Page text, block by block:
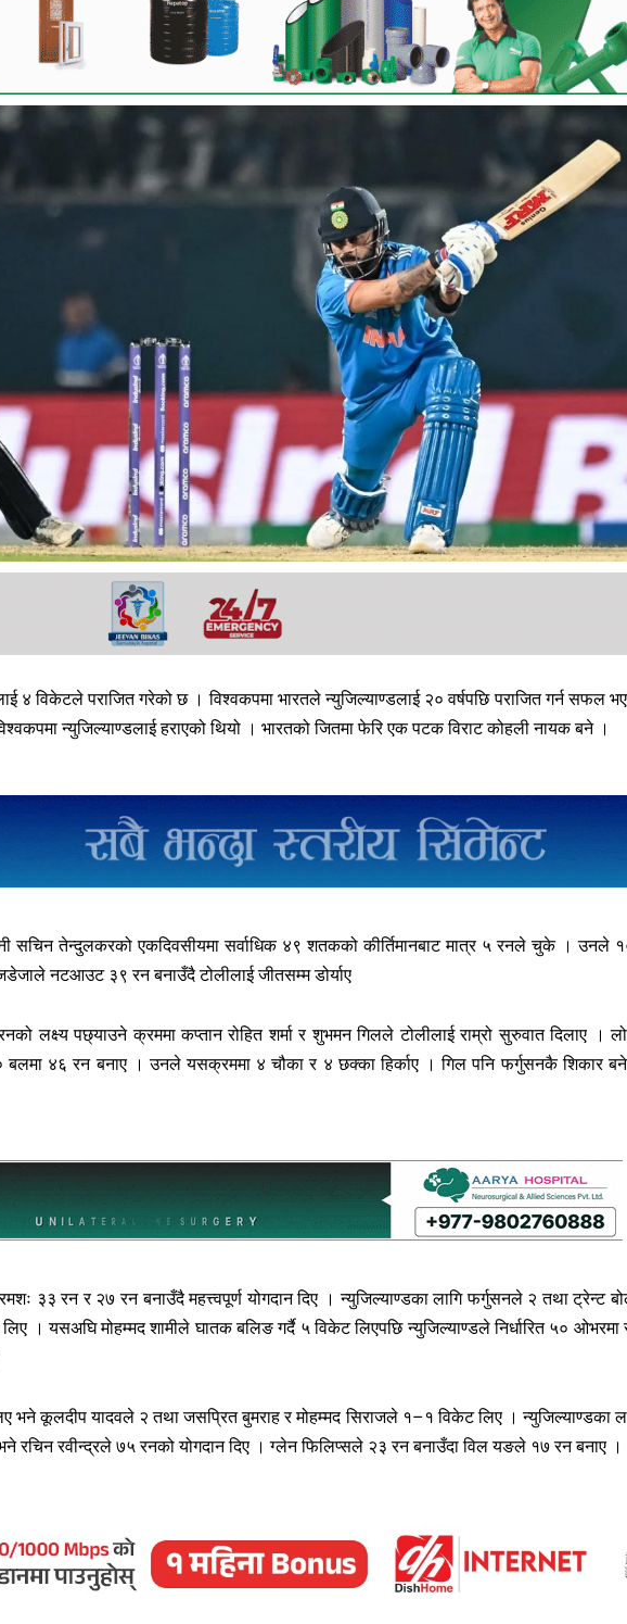
४ विकेटले पराजित गरेको छ । विश्वकपमा भारतले न्युजिल्याण्डलाई २० वर्षपछि पराजित गर्न सफल
न्युजिल्याण्डलाई हराएको थियो । भारतको जितमा फेरि एक पटक विराट कोहली नायक बने ।
सचिन तेन्दुलकरको एकदिवसीयमा सर्वाधिक ४९ शतकको कीर्तिमानबाट मात्र ५ रनले चुके । उनले
नटआउट ३९ रन बनाउँदै टोलीलाई जीतसम्म डोर्याए
लक्ष्य पछ्याउने क्रममा कप्तान रोहित शर्मा र शुभमन गिलले टोलीलाई राम्रो सुरुवात दिलाए ।
बलमा ४६ रन बनाए । उनले यसक्रममा ४ चौका र ४ छक्का हिर्काए । गिल पनि फर्गुसनकै शिकार
३३ रन र २७ रन बनाउँदै महत्त्वपूर्ण योगदान दिए । न्युजिल्याण्डका लागि फर्गुसनले २ तथा ट्रेन्ट
। यसअघि मोहम्मद शामीले घातक बलिङ गर्दै ५ विकेट लिएपछि न्युजिल्याण्डले निर्धारित ५० ओभरमा
भने कूलदीप यादवले २ तथा जसप्रित बुमराह र मोहम्मद सिराजले १–१ विकेट लिए । न्युजिल्याण्डका
रचिन रवीन्द्रले ७५ रनको योगदान दिए । ग्लेन फिलिप्सले २३ रन बनाउँदा विल यङले १७ रन बनाए ।